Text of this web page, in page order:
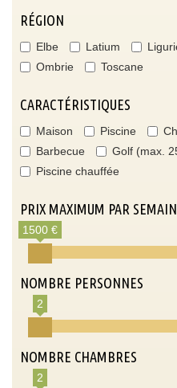
RÉGION
Elbe Latium
Ombrie
Toscane
CARACTÉRISTIQUES
Maison Piscine
Barbecue
Golf (max.
Piscine chauffée
PRIX MAXIMUM PAR
1500 €
NOMBRE PERSONNES
2
NOMBRE CHAMBRES
2